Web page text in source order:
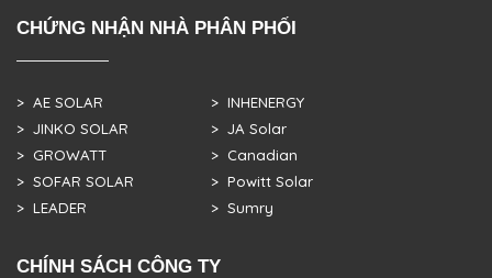
CHỨNG NHẬN NHÀ PHÂN PHỐI
> AE SOLAR
> JINKO SOLAR
> GROWATT
> SOFAR SOLAR
> LEADER
> INHENERGY
> JA Solar
> Canadian
> Powitt Solar
> Sumry
CHÍNH SÁCH CÔNG TY